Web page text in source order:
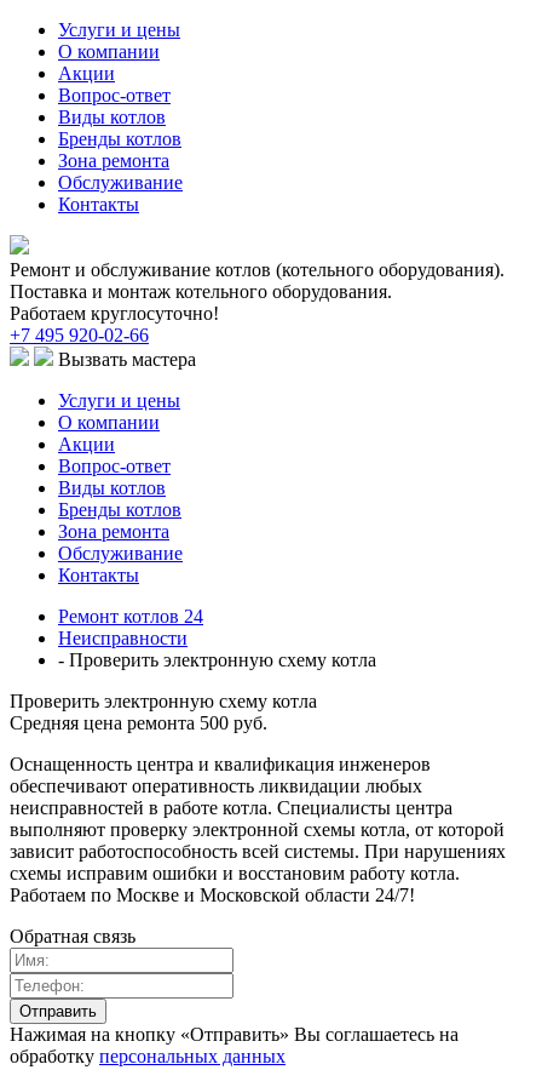
Услуги и цены
О компании
Акции
Вопрос-ответ
Виды котлов
Бренды котлов
Зона ремонта
Обслуживание
Контакты
Ремонт и обслуживание котлов (котельного оборудования).
Поставка и монтаж котельного оборудования.
Работаем круглосуточно!
+7 495 920-02-66
Вызвать мастера
Услуги и цены
О компании
Акции
Вопрос-ответ
Виды котлов
Бренды котлов
Зона ремонта
Обслуживание
Контакты
Ремонт котлов 24
Неисправности
- Проверить электронную схему котла
Проверить электронную схему котла
Средняя цена ремонта 500 руб.
Оснащенность центра и квалификация инженеров
обеспечивают оперативность ликвидации любых
неисправностей в работе котла. Специалисты центра
выполняют проверку электронной схемы котла, от которой
зависит работоспособность всей системы. При нарушениях
схемы исправим ошибки и восстановим работу котла.
Работаем по Москве и Московской области 24/7!
Обратная связь
Нажимая на кнопку «Отправить» Вы соглашаетесь на
обработку персональных данных